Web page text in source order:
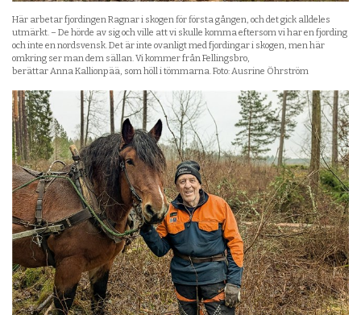
Här arbetar fjordingen Ragnar i skogen för första gången, och det gick alldeles
utmärkt. – De hörde av sig och ville att vi skulle komma eftersom vi har en fjording
och inte en nordsvensk. Det är inte ovanligt med fjordingar i skogen, men här
omkring ser man dem sällan. Vi kommer från Fellingsbro,
berättar Anna Kallionpää, som höll i tömmarna. Foto: Ausrine Öhrström